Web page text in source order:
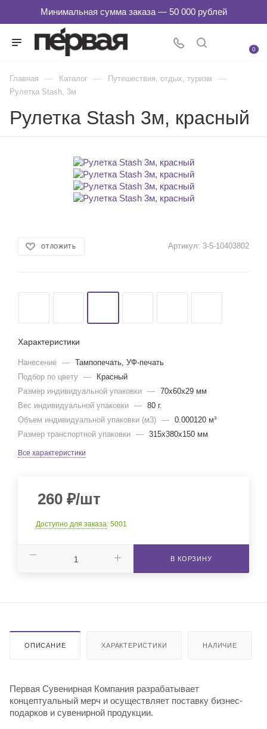
0
Главная — Каталог — Путешествия, отдых, туризм —
Рулетка Stash, 3м
Рулетка Stash 3м, красный
ОТЛОЖИТЬ Артикул: 3-5-10403802
Характеристики
Нанесение — Тампопечать, УФ-печать
Подбор по цвету —
Красный
Размер индивидуальной упаковки — 70x60x29 мм
Вес индивидуальной упаковки — 80 г.
Объем индивидуальной упаковки (м3) — 0.000120 м³
Размер транспортной упаковки — 315x380x150 мм
Все характеристики
260 ₽/шт
Доступно для заказа: 5001
В КОРЗИНУ
ОПИСАНИЕ ХАРАКТЕРИСТИКИ НАЛИЧИЕ
Первая Сувенирная Компания разрабатывает
концептуальный мерч и осуществляет поставку бизнес-
подарков и сувенирной продукции.